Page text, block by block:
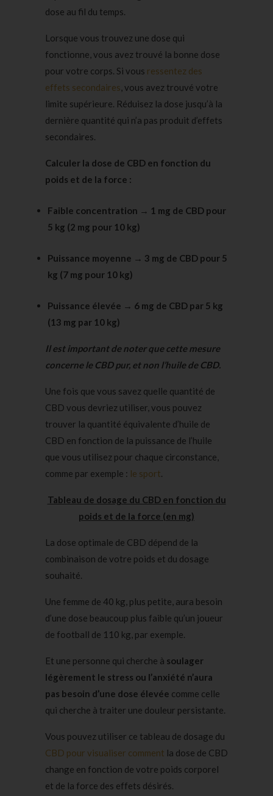
dose au fil du temps.
Lorsque vous trouvez une dose qui
fonctionne, vous avez trouvé la bonne dose
pour votre corps. Si vous ressentez des
effets secondaires, vous avez trouvé votre
limite supérieure. Réduisez la dose jusqu’à la
dernière quantité qui n’a pas produit d’effets
secondaires.
Calculer la dose de CBD en fonction du
poids et de la force :
Faible concentration → 1 mg de CBD pour
5 kg (2 mg pour 10 kg)
Puissance moyenne → 3 mg de CBD pour 5
kg (7 mg pour 10 kg)
Puissance élevée → 6 mg de CBD par 5 kg
(13 mg par 10 kg)
Il est important de noter que cette mesure
concerne le CBD pur, et non l’huile de CBD.
Une fois que vous savez quelle quantité de
CBD vous devriez utiliser, vous pouvez
trouver la quantité équivalente d’huile de
CBD en fonction de la puissance de l’huile
que vous utilisez pour chaque circonstance,
comme par exemple : le sport.
Tableau de dosage du CBD en fonction du
poids et de la force (en mg)
La dose optimale de CBD dépend de la
combinaison de votre poids et du dosage
souhaité.
Une femme de 40 kg, plus petite, aura besoin
d’une dose beaucoup plus faible qu’un joueur
de football de 110 kg, par exemple.
Et une personne qui cherche à soulager
légèrement le stress ou l’anxiété n’aura
pas besoin d’une dose élevée comme celle
qui cherche à traiter une douleur persistante.
Vous pouvez utiliser ce tableau de dosage du
CBD pour visualiser comment la dose de CBD
change en fonction de votre poids corporel
et de la force des effets désirés.